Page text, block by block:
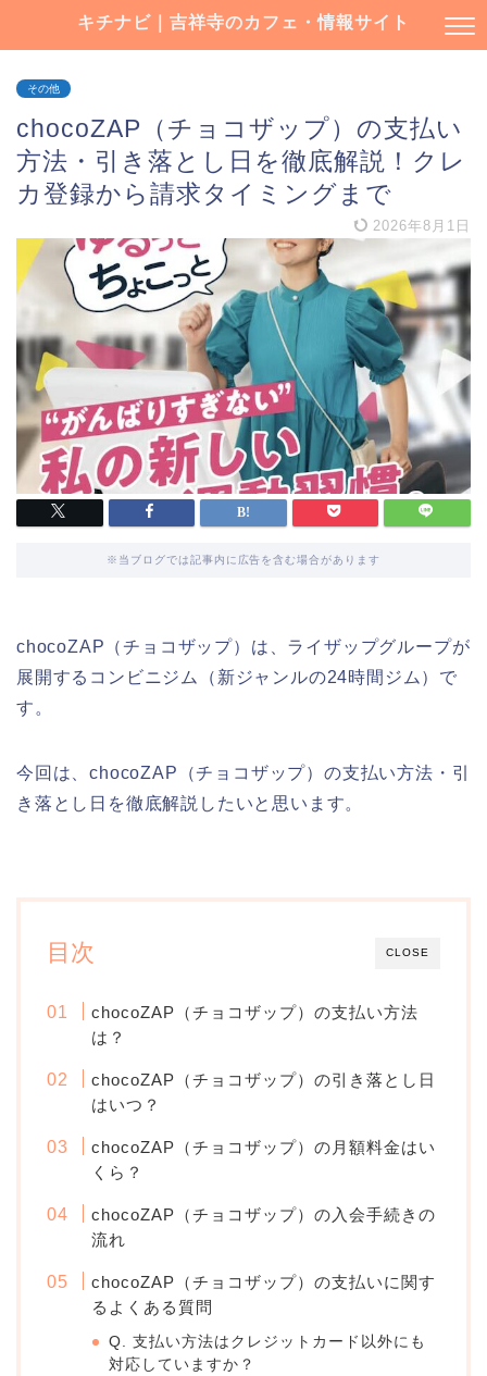
キチナビ｜吉祥寺のカフェ・情報サイト
その他
chocoZAP（チョコザップ）の支払い
方法・引き落とし日を徹底解説！クレ
カ登録から請求タイミングまで
2026年8月1日
※当ブログでは記事内に広告を含む場合があります
chocoZAP（チョコザップ）は、ライザップグループが
展開するコンビニジム（新ジャンルの24時間ジム）で
す。
今回は、chocoZAP（チョコザップ）の支払い方法・引
き落とし日を徹底解説したいと思います。
CLOSE
目次
chocoZAP（チョコザップ）の支払い方法
は？
chocoZAP（チョコザップ）の引き落とし日
はいつ？
chocoZAP（チョコザップ）の月額料金はい
くら？
chocoZAP（チョコザップ）の入会手続きの
流れ
chocoZAP（チョコザップ）の支払いに関す
るよくある質問
Q. 支払い方法はクレジットカード以外にも
対応していますか？